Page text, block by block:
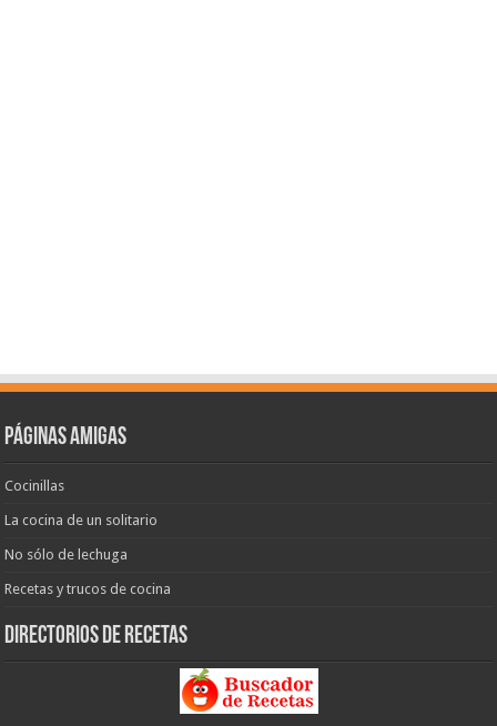
Páginas amigas
Cocinillas
La cocina de un solitario
No sólo de lechuga
Recetas y trucos de cocina
Directorios de recetas